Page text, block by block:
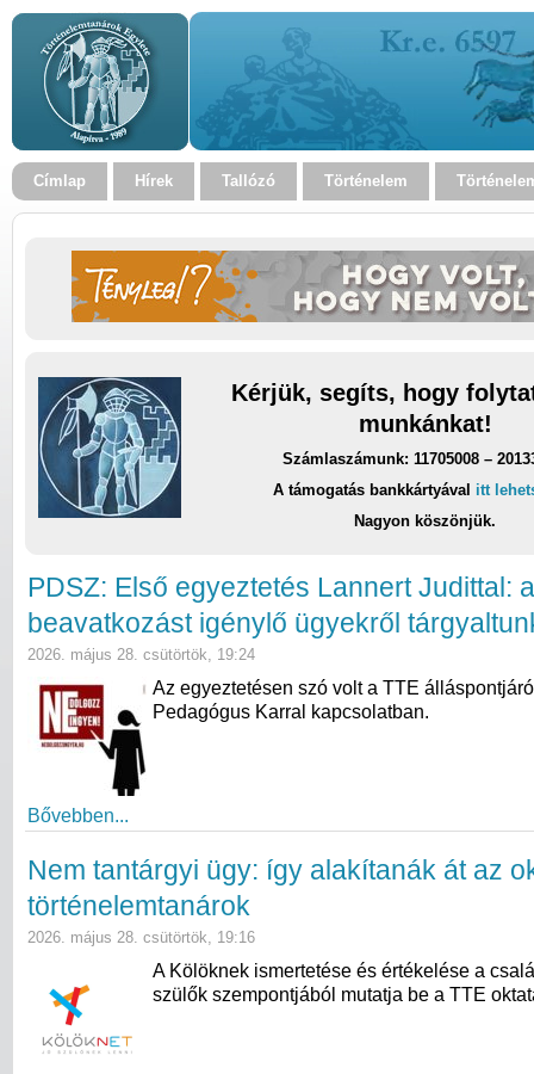
Címlap Hírek Tallózó Történelem
Kérjük, segíts, hogy
munkánkat!
Számlaszámunk: 11705008 –
A támogatás bankkártyával itt
Nagyon köszönjük.
PDSZ: Első egyeztetés Lannert Judittal:
beavatkozást igénylő ügyekről
2026. május 28. csütörtök, 19:24
Az egyeztetésen szó volt a TTE
Pedagógus Karral kapcsolatban.
Bővebben...
Nem tantárgyi ügy: így alakítanák át az
történelemtanárok
2026. május 28. csütörtök, 19:16
A Kölöknek ismertetése és értékelése a
szülők szempontjából mutatja be a TTE